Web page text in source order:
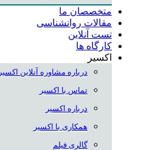
متخصصان ما
مقالات روانشناسی
تست آنلاین
کارگاه ها
اکسیر
درباره مشاوره آنلاین اکسیر
تماس با اکسیر
درباره اکسیر
همکاری با اکسیر
گالری فیلم